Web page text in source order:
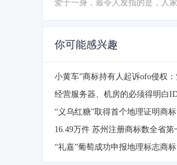
爱于一身，最令人发指的是，人
你可能感兴趣
小黄车”商标持有人起诉ofo侵权
经营服务器、机房的必须得明白
“义乌红糖”取得首个地理证明商标
16.49万件 苏州注册商标数全省第
“礼嘉”葡萄成功申报地理标志商标